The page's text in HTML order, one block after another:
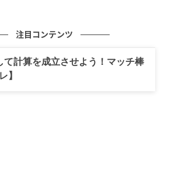
注目コンテンツ
て計算を成立させよう！マッチ棒
】